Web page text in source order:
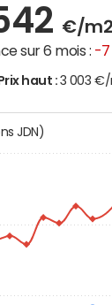
€/m2
sur 6 mois : -7
Prix haut : 3 003
JDN)